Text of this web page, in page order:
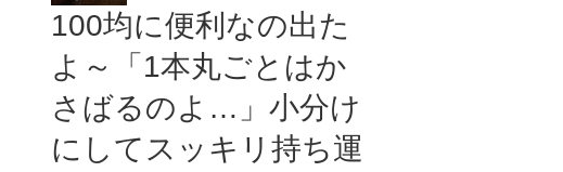
100均に便利なの出た
よ～「1本丸ごとはか
さばるのよ…」小分け
にしてスッキリ持ち運